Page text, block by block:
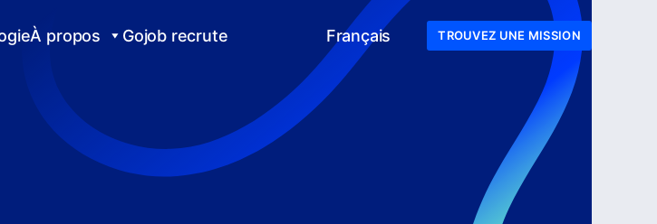
À propos Gojob recrute Français TROUVEZ UNE MISSION